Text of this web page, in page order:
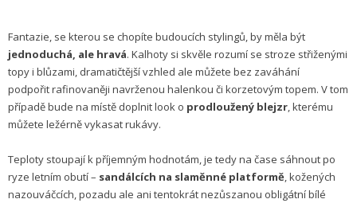
Fantazie, se kterou se chopíte budoucích stylingů, by měla být
jednoduchá, ale hravá. Kalhoty si skvěle rozumí se stroze střiženými
topy i blůzami, dramatičtější vzhled ale můžete bez zaváhání
podpořit rafinovaněji navrženou halenkou či korzetovým topem. V tom
případě bude na místě doplnit look o prodloužený blejzr, kterému
můžete ležérně vykasat rukávy.
Teploty stoupají k příjemným hodnotám, je tedy na čase sáhnout po
ryze letním obutí – sandálcích na slaměnné platformě, kožených
nazouváčcích, pozadu ale ani tentokrát nezůszanou obligátní bílé